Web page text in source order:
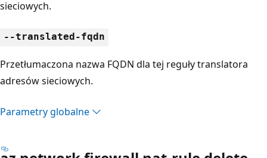
sieciowych.
--translated-fqdn
Przetłumaczona nazwa FQDN dla tej reguły translatora
adresów sieciowych.
Parametry globalne